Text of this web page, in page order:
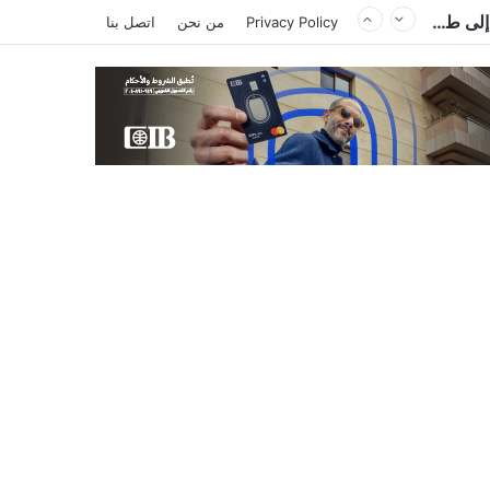
محمد صلاح يشعل تركيا.. استقبال جماهيري حافل وترحيب بـ”الملك المصري” قبل انضمامه إلى طرابزون سبور Privacy Policy من نحن اتصل بنا